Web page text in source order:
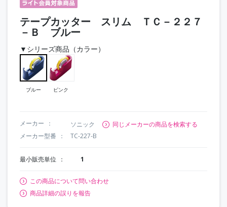
テープカッター スリム ＴＣ－２２７
－Ｂ ブルー
▼シリーズ商品（カラー）
ブルー ピンク
メーカー ソニック
同じメーカーの商品を検索する
メーカー型番
TC-227-B
最小販売単位 1
この商品について問い合わせ
商品詳細の誤りを報告